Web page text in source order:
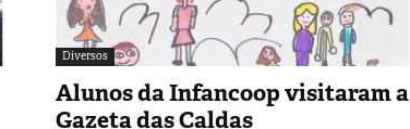
Diversos
Alunos da Infancoop visitaram a
Gazeta das Caldas